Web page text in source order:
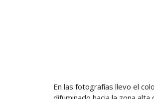
En las fotografías llevo el